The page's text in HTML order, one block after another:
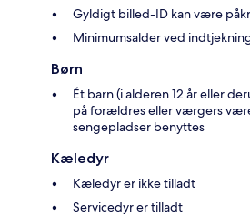
Gyldigt billed-ID kan være
Minimumsalder ved
Børn
Ét barn (i alderen 12 år eller
på forældres eller værgers
sengepladser benyttes
Kæledyr
Kæledyr er ikke tilladt
Servicedyr er tilladt